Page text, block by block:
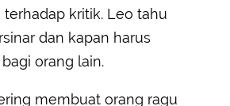
kritik. Leo tahu
dan kapan harus
orang lain.
membuat orang ragu